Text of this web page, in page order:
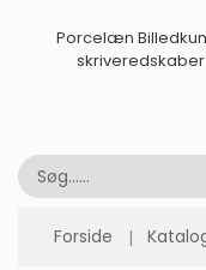
Porcelæn
skriveredskaber
Forside